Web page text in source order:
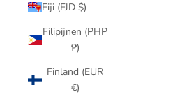
Fiji (FJD $)
Filipijnen (PHP
₱)
Finland (EUR
€)